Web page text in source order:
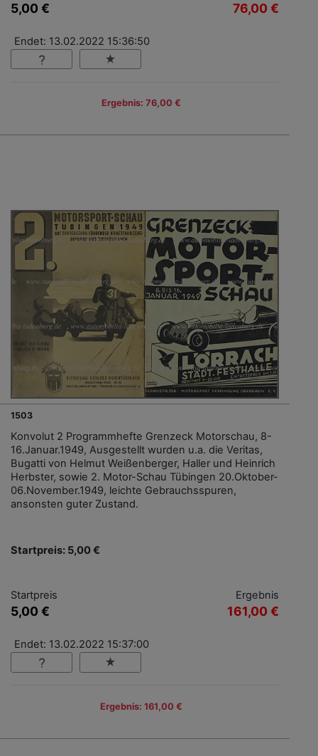
5,00 € 76,00 €
Endet: 13.02.2022 15:36:50
Ergebnis: 76,00 €
1503
Konvolut 2 Programmhefte Grenzeck Motorschau, 8-
16.Januar.1949, Ausgestellt wurden u.a. die Veritas,
Bugatti von Helmut Weißenberger, Haller und Heinrich
Herbster, sowie 2. Motor-Schau Tübingen 20.Oktober-
06.November.1949, leichte Gebrauchsspuren,
ansonsten guter Zustand.
Startpreis: 5,00 €
Startpreis
5,00 €
Ergebnis
161,00 €
Endet: 13.02.2022 15:37:00
Ergebnis: 161,00 €